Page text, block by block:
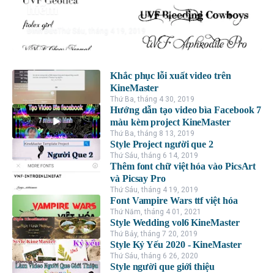
hiếm
Đình Đức
Khắc phục lỗi xuất video trên
KineMaster
Thứ Ba, tháng 4 30, 2019
Hướng dẫn tạo video bìa Facebook 7
màu kèm project KineMaster
Thứ Ba, tháng 8 13, 2019
Style Project người que 2
Thứ Sáu, tháng 6 14, 2019
Thêm font chữ việt hóa vào PicsArt
và Picsay Pro
Thứ Sáu, tháng 4 19, 2019
Font Vampire Wars ttf việt hóa
Thứ Năm, tháng 4 01, 2021
Style Wedding vol6 KineMaster
Thứ Bảy, tháng 7 20, 2019
Style Kỷ Yếu 2020 - KineMaster
Thứ Sáu, tháng 6 26, 2020
Style người que giới thiệu